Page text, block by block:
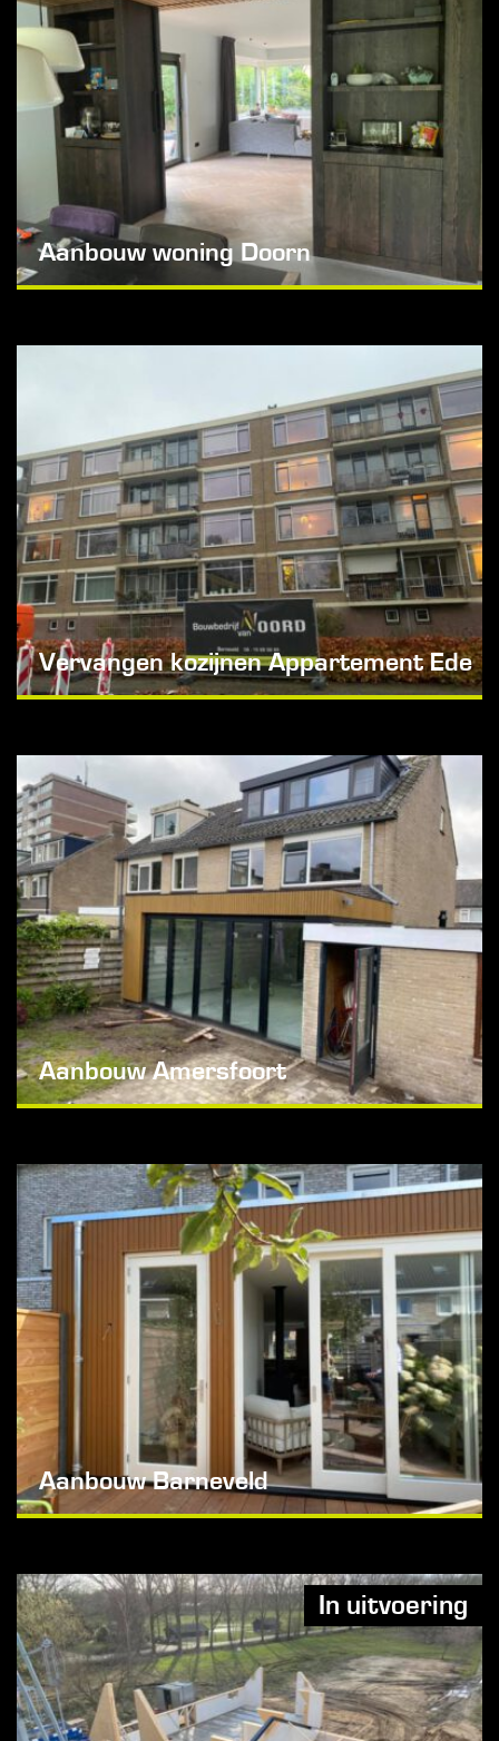
Aanbouw woning Doorn
Vervangen kozijnen Appartement Ede
Aanbouw Amersfoort
Aanbouw Barneveld
In uitvoering